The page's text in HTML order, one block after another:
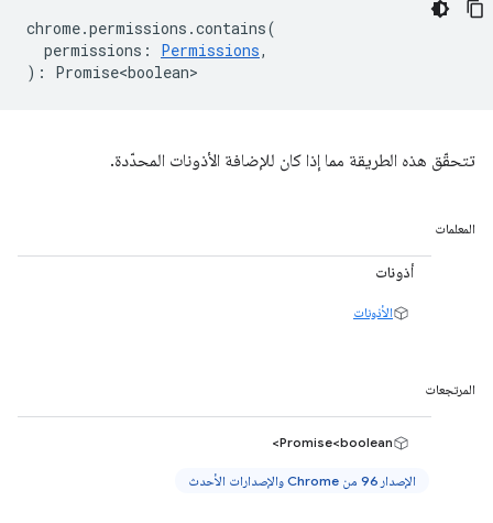
chrome.permissions .contains(
permissions : Permissions,
) : Promise<boolean>
تتحقّق هذه الطريقة مما إذا كان للإضافة الأذونات المحدّدة.
المعلمات
أذونات
الأذونات
المرتجعات
Promise<boolean>
الإصدار 96 من Chrome والإصدارات الأحدث